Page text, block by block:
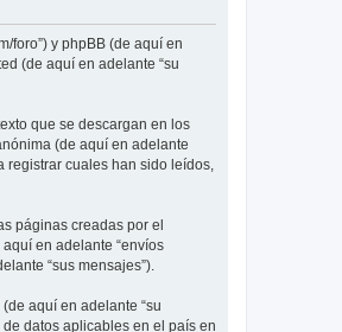
foro”) y phpBB (de aquí en
(de aquí en adelante “su
que se descargan en los
(de aquí en adelante
registrar cuales han sido leídos,
páginas creadas por el
en adelante “envíos
“sus mensajes”).
aquí en adelante “su
datos aplicables en el país en